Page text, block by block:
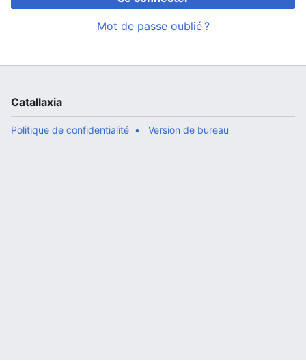
Mot de passe oublié ?
Catallaxia
Politique de confidentialité Version de bureau